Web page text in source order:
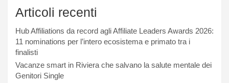
Articoli recenti
Hub Affiliations da record agli Affiliate Leaders Awards 2026:
11 nominations per l’intero ecosistema e primato tra i
finalisti
Vacanze smart in Riviera che salvano la salute mentale dei
Genitori Single